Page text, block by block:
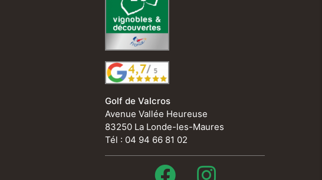
Golf de Valcros
Avenue Vallée Heureuse
83250 La Londe-les-Maures
Tél : 04 94 66 81 02